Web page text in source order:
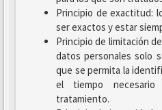
Principio de exactitud:
ser exactos y estar
Principio de limitación
datos personales solo
que se permita la
el tiempo
tratamiento.